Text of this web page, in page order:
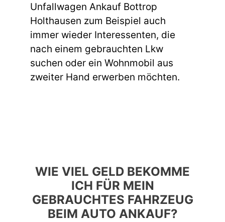
Unfallwagen Ankauf Bottrop
Holthausen zum Beispiel auch
immer wieder Interessenten, die
nach einem gebrauchten Lkw
suchen oder ein Wohnmobil aus
zweiter Hand erwerben möchten.
WIE VIEL GELD BEKOMME
ICH FÜR MEIN
GEBRAUCHTES FAHRZEUG
BEIM AUTO ANKAUF?